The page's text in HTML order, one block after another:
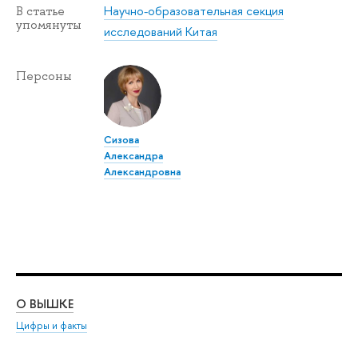
В статье
упомянуты
Научно-образовательная секция
исследований Китая
Персоны
Сизова
Александра
Александровна
О ВЫШКЕ
Цифры и факты